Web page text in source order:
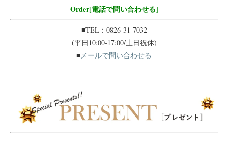
Order[電話で問い合わせる]
■TEL：0826-31-7032
(平日10:00-17:00/土日祝休)
■メールで問い合わせる